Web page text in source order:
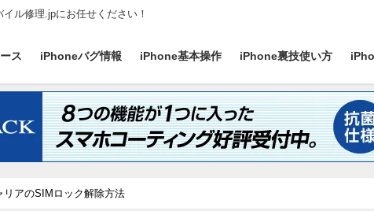
ル修理.jpにお任せください！
ス iPhoneバグ情報 iPhone基本操作 iPhone裏技使い方
リアのSIMロック解除方法